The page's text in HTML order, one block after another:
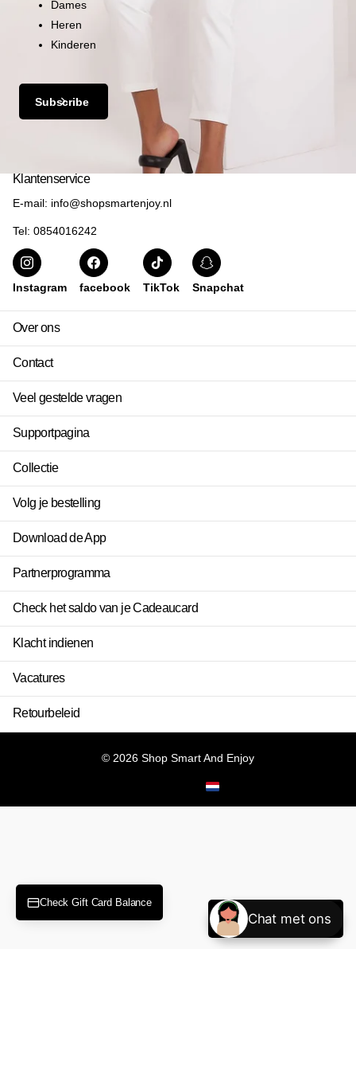
Chat met ons
Dames
Heren
Kinderen
Subscribe
Klantenservice
E-mail: info@shopsmartenjoy.nl
Tel: 0854016242
Instagram facebook TikTok Snapchat
Over ons
Contact
Veel gestelde vragen
Supportpagina
Collectie
Volg je bestelling
Download de App
Partnerprogramma
Check het saldo van je Cadeaucard
Klacht indienen
Vacatures
Retourbeleid
© 2026 Shop Smart And Enjoy
Check Gift Card Balance